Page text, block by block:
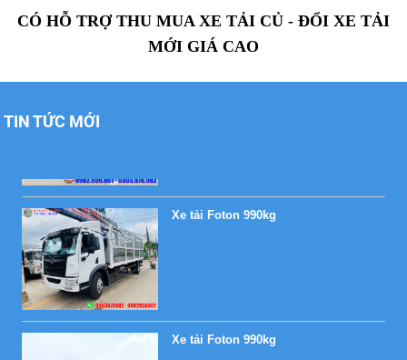
CÓ HỖ TRỢ THU MUA XE TẢI CỦ - ĐỔI XE TẢI
MỚI GIÁ CAO
TIN TỨC MỚI
Xe tải Foton 990kg
Xe tải Foton 990kg